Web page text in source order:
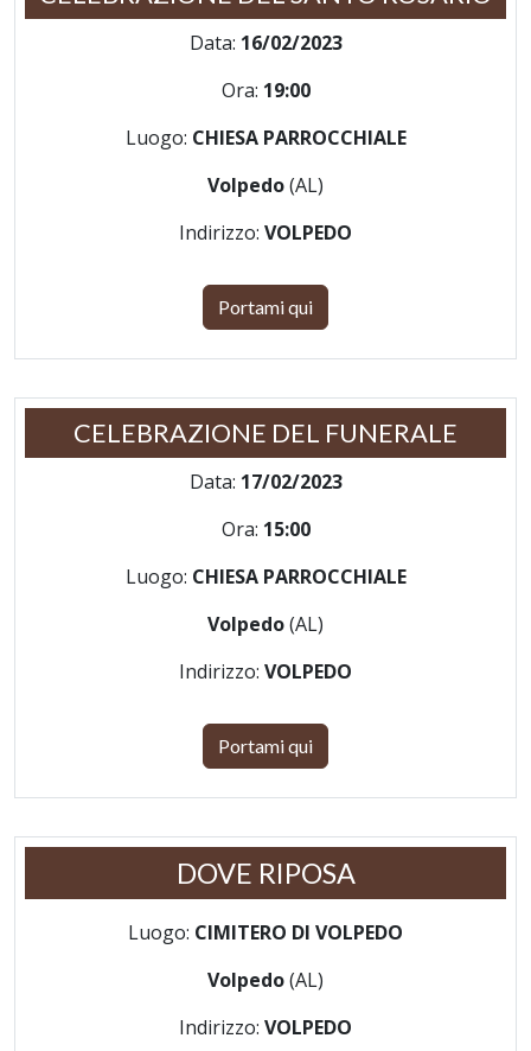
Data: 16/02/2023
Ora: 19:00
Luogo: CHIESA PARROCCHIALE
Volpedo(AL)
Indirizzo: VOLPEDO
Portami qui
CELEBRAZIONE DEL FUNERALE
Data: 17/02/2023
Ora: 15:00
Luogo: CHIESA PARROCCHIALE
Volpedo(AL)
Indirizzo: VOLPEDO
Portami qui
DOVE RIPOSA
Luogo: CIMITERO DI VOLPEDO
Volpedo(AL)
Indirizzo: VOLPEDO